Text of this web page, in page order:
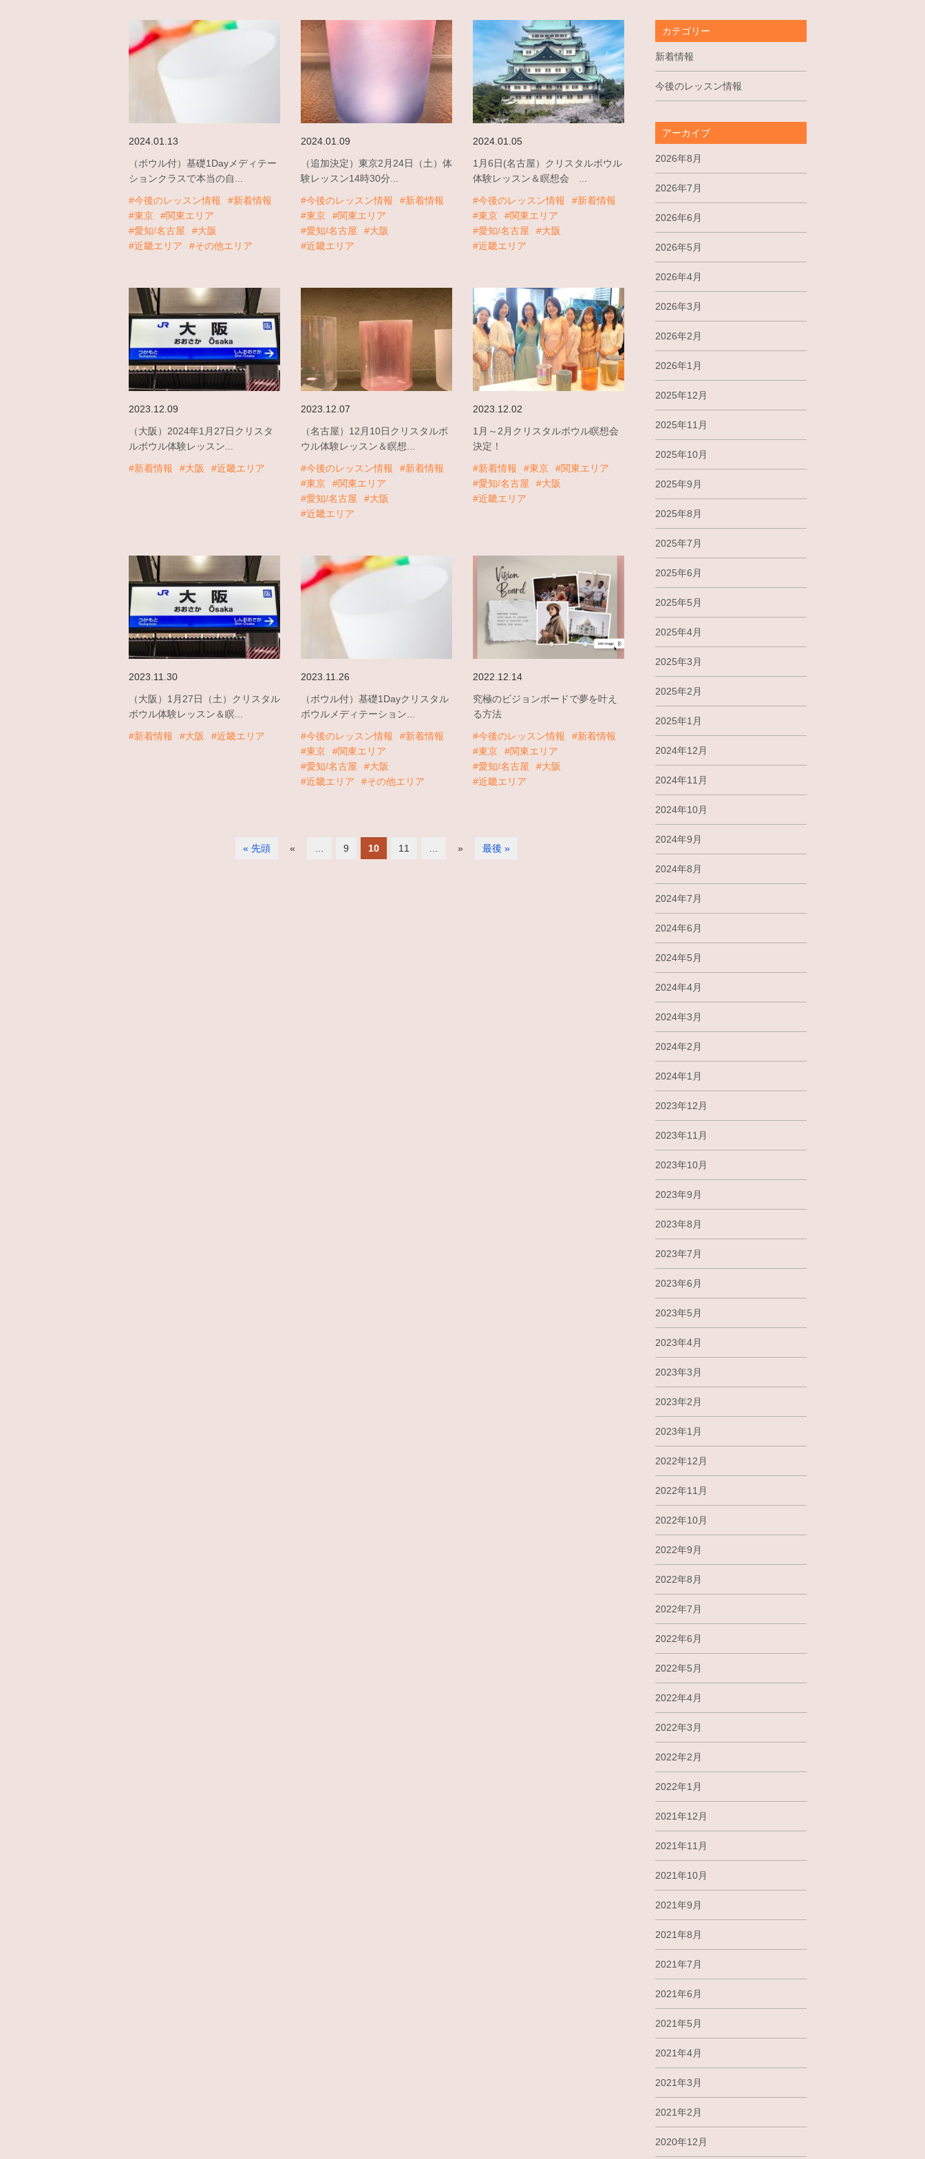
2024.01.13
（ボウル付）基礎1Dayメディテー
ションクラスで本当の自...
#今後のレッスン情報
#新着情報
#東京
#関東エリア
#愛知/名古屋
#大阪
#近畿エリア
#その他エリア
2024.01.09
（追加決定）東京2月24日（土）体
験レッスン14時30分...
#今後のレッスン情報
#新着情報
#東京
#関東エリア
#愛知/名古屋
#大阪
#近畿エリア
2024.01.05
1月6日(名古屋）クリスタルボウル
体験レッスン＆瞑想会 ...
#今後のレッスン情報
#新着情報
#東京
#関東エリア
#愛知/名古屋
#大阪
#近畿エリア
2023.12.09
（大阪）2024年1月27日クリスタ
ルボウル体験レッスン...
#新着情報
#大阪 #近畿エリア
2023.12.07
（名古屋）12月10日クリスタルボ
ウル体験レッスン＆瞑想...
#今後のレッスン情報
#新着情報
#東京
#関東エリア
#愛知/名古屋
#大阪
#近畿エリア
2023.12.02
1月～2月クリスタルボウル瞑想会
決定！
#新着情報
#東京
#関東エリア
#愛知/名古屋
#大阪
#近畿エリア
2023.11.30
（大阪）1月27日（土）クリスタル
ボウル体験レッスン＆瞑...
#新着情報
#大阪 #近畿エリア
2023.11.26
（ボウル付）基礎1Dayクリスタル
ボウルメディテーション...
#今後のレッスン情報
#新着情報
#東京
#関東エリア
#愛知/名古屋
#大阪
#近畿エリア
#その他エリア
2022.12.14
究極のビジョンボードで夢を叶え
る方法
#今後のレッスン情報
#新着情報
#東京
#関東エリア
#愛知/名古屋
#大阪
#近畿エリア
« 先頭 « 9 10 11 » 最後 »
カテゴリー
新着情報
今後のレッスン情報
アーカイブ
2026年8月
2026年7月
2026年6月
2026年5月
2026年4月
2026年3月
2026年2月
2026年1月
2025年12月
2025年11月
2025年10月
2025年9月
2025年8月
2025年7月
2025年6月
2025年5月
2025年4月
2025年3月
2025年2月
2025年1月
2024年12月
2024年11月
2024年10月
2024年9月
2024年8月
2024年7月
2024年6月
2024年5月
2024年4月
2024年3月
2024年2月
2024年1月
2023年12月
2023年11月
2023年10月
2023年9月
2023年8月
2023年7月
2023年6月
2023年5月
2023年4月
2023年3月
2023年2月
2023年1月
2022年12月
2022年11月
2022年10月
2022年9月
2022年8月
2022年7月
2022年6月
2022年5月
2022年4月
2022年3月
2022年2月
2022年1月
2021年12月
2021年11月
2021年10月
2021年9月
2021年8月
2021年7月
2021年6月
2021年5月
2021年4月
2021年3月
2021年2月
2020年12月